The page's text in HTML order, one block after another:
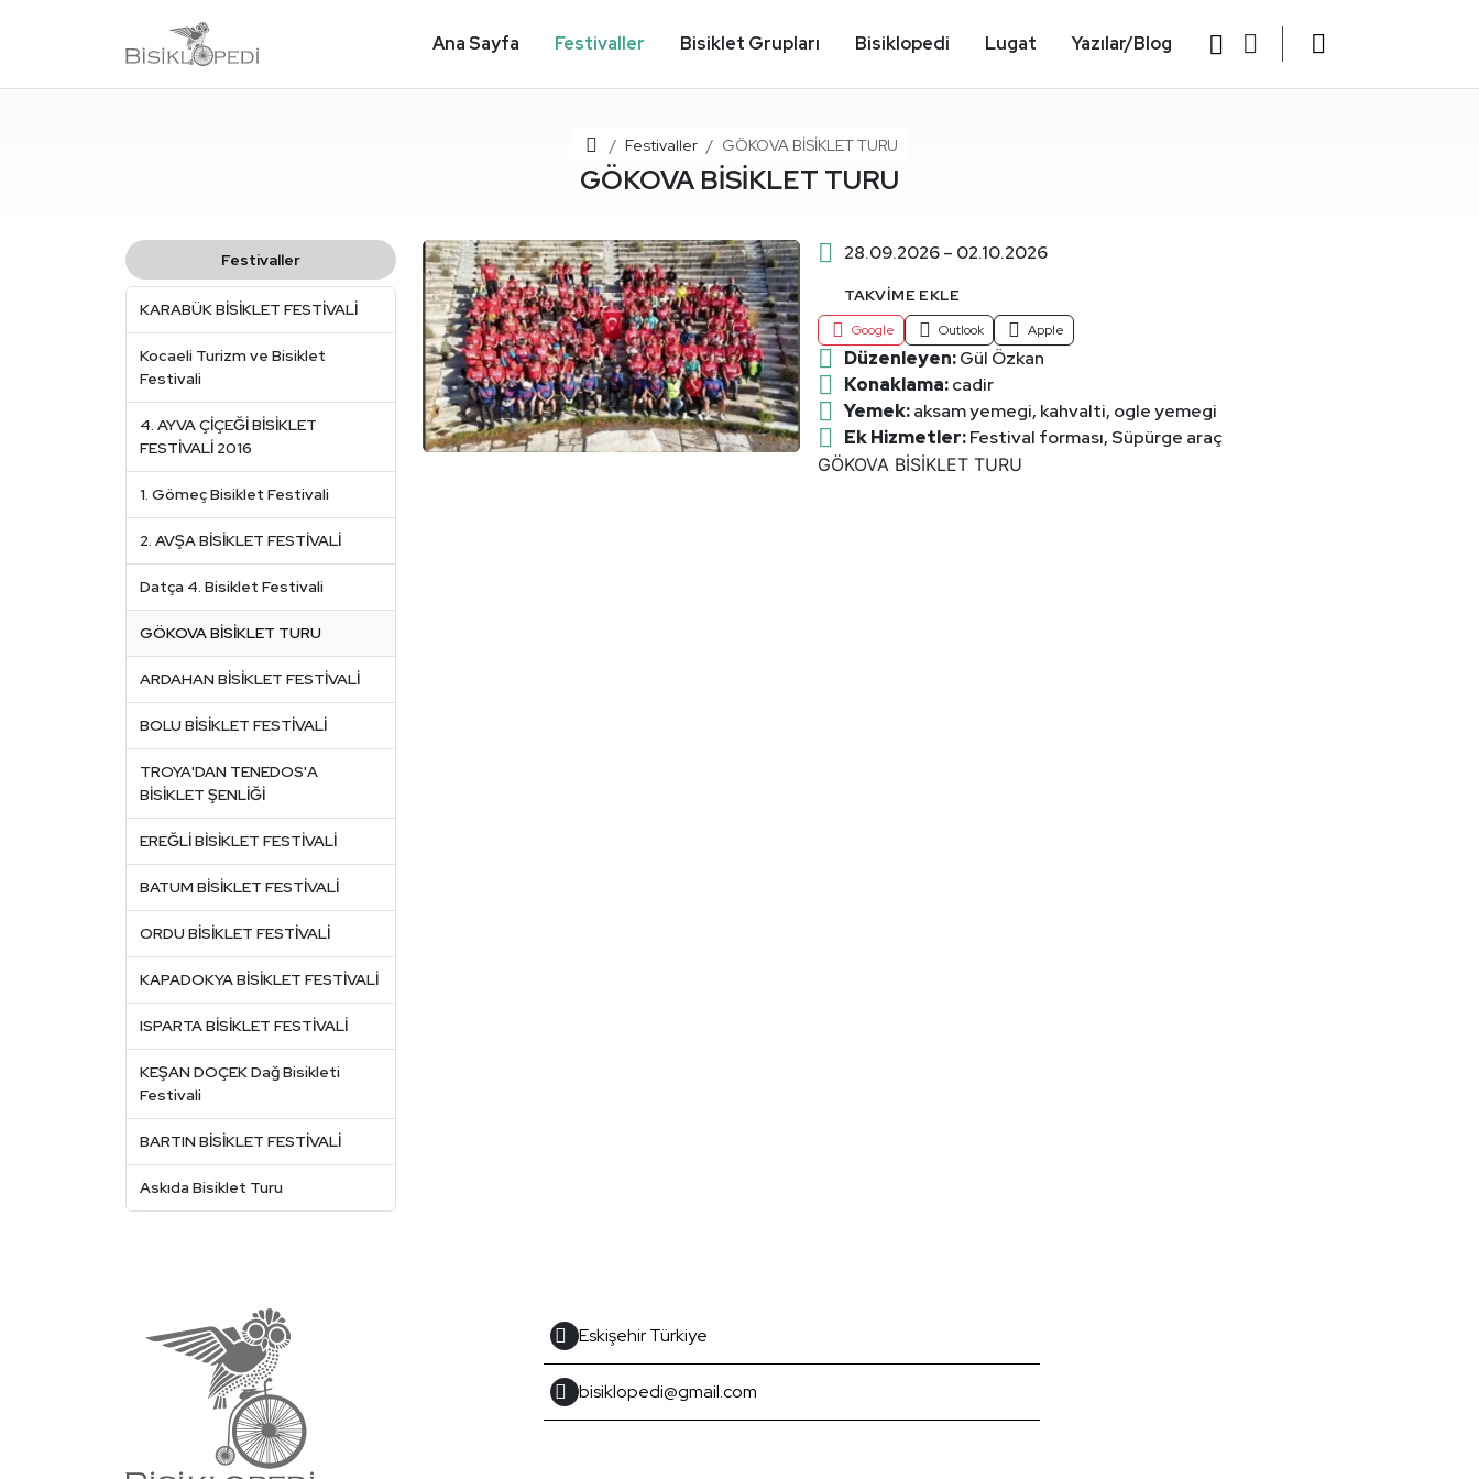
Ana Sayfa Festivaller Bisiklet Grupları Bisiklopedi Lugat Yazılar/Blog
Ana SayfaFestivaller GÖKOVA BİSİKLET TURU
GÖKOVA BİSİKLET TURU
Festivaller
KARABÜK BİSİKLET FESTİVALİ
Kocaeli Turizm ve Bisiklet
Festivali
4. AYVA ÇİÇEĞİ BİSİKLET
FESTİVALİ 2016
1. Gömeç Bisiklet Festivali
2. AVŞA BİSİKLET FESTİVALİ
Datça 4. Bisiklet Festivali
GÖKOVA BİSİKLET TURU
ARDAHAN BİSİKLET FESTİVALİ
BOLU BİSİKLET FESTİVALİ
TROYA'DAN TENEDOS'A
BİSİKLET ŞENLİĞİ
EREĞLİ BİSİKLET FESTİVALİ
BATUM BİSİKLET FESTİVALİ
ORDU BİSİKLET FESTİVALİ
KAPADOKYA BİSİKLET FESTİVALİ
ISPARTA BİSİKLET FESTİVALİ
KEŞAN DOÇEK Dağ Bisikleti
Festivali
BARTIN BİSİKLET FESTİVALİ
Askıda Bisiklet Turu
28.09.2026 – 02.10.2026
TAKVIME EKLE
Google Outlook Apple
Düzenleyen:Gül Özkan
Konaklama:cadir
Yemek:aksam yemegi, kahvalti, ogle yemegi
Ek Hizmetler:Festival forması, Süpürge araç
GÖKOVA BİSİKLET TURU
Eskişehir Türkiye
bisiklopedi@gmail.com